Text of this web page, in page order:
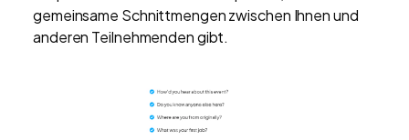
gemeinsame Schnittmengen zwischen Ihnen und
anderen Teilnehmenden gibt.